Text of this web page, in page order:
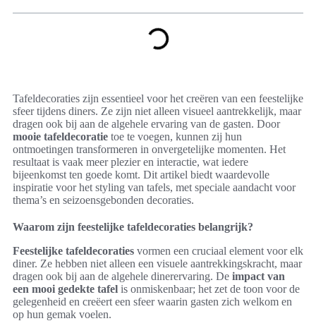
Tafeldecoraties zijn essentieel voor het creëren van een feestelijke
sfeer tijdens diners. Ze zijn niet alleen visueel aantrekkelijk, maar
dragen ook bij aan de algehele ervaring van de gasten. Door
mooie tafeldecoratie toe te voegen, kunnen zij hun
ontmoetingen transformeren in onvergetelijke momenten. Het
resultaat is vaak meer plezier en interactie, wat iedere
bijeenkomst ten goede komt. Dit artikel biedt waardevolle
inspiratie voor het styling van tafels, met speciale aandacht voor
thema’s en seizoensgebonden decoraties.
Waarom zijn feestelijke tafeldecoraties belangrijk?
Feestelijke tafeldecoraties vormen een cruciaal element voor elk
diner. Ze hebben niet alleen een visuele aantrekkingskracht, maar
dragen ook bij aan de algehele dinerervaring. De impact van
een mooi gedekte tafel is onmiskenbaar; het zet de toon voor de
gelegenheid en creëert een sfeer waarin gasten zich welkom en
op hun gemak voelen.